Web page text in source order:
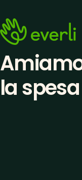
la spesa